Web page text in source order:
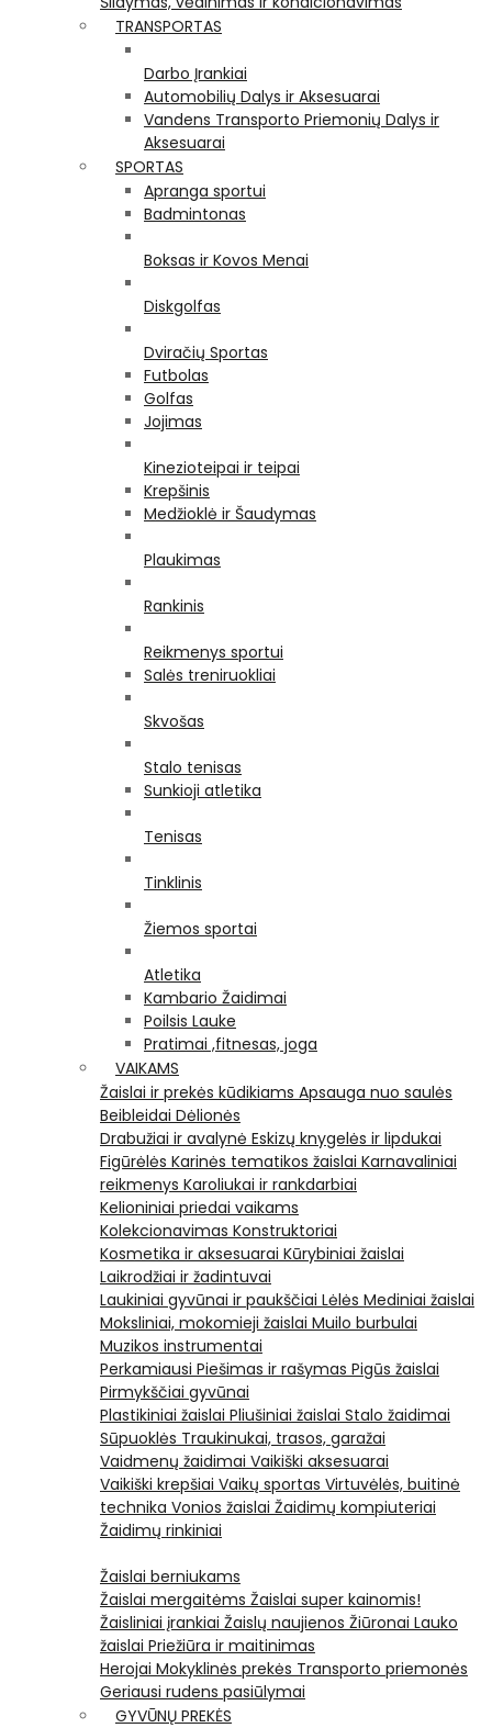
TRANSPORTAS
Darbo Įrankiai
Automobilių Dalys ir Aksesuarai
Vandens Transporto Priemonių Dalys ir
Aksesuarai
SPORTAS
Apranga sportui
Badmintonas
Boksas ir Kovos Menai
Diskgolfas
Dviračių Sportas
Futbolas
Golfas
Jojimas
Kinezioteipai ir teipai
Krepšinis
Medžioklė ir Šaudymas
Plaukimas
Rankinis
Reikmenys sportui
Salės treniruokliai
Skvošas
Stalo tenisas
Sunkioji atletika
Tenisas
Tinklinis
Žiemos sportai
Atletika
Kambario Žaidimai
Poilsis Lauke
Pratimai ,fitnesas, joga
VAIKAMS
Žaislai ir prekės kūdikiams Apsauga nuo saulės
Beibleidai Dėlionės
Drabužiai ir avalynė Eskizų knygelės ir lipdukai
Figūrėlės Karinės tematikos žaislai Karnavaliniai
reikmenys Karoliukai ir rankdarbiai
Kelioniniai priedai vaikams
Kolekcionavimas Konstruktoriai
Kosmetika ir aksesuarai Kūrybiniai žaislai
Laikrodžiai ir žadintuvai
Laukiniai gyvūnai ir paukščiai Lėlės Mediniai žaislai
Moksliniai, mokomieji žaislai Muilo burbulai
Muzikos instrumentai
Perkamiausi Piešimas ir rašymas Pigūs žaislai
Pirmykščiai gyvūnai
Plastikiniai žaislai Pliušiniai žaislai Stalo žaidimai
Sūpuoklės Traukinukai, trasos, garažai
Vaidmenų žaidimai Vaikiški aksesuarai
Vaikiški krepšiai Vaikų sportas Virtuvėlės, buitinė
technika Vonios žaislai Žaidimų kompiuteriai
Žaidimų rinkiniai
Žaislai berniukams
Žaislai mergaitėms Žaislai super kainomis!
Žaisliniai įrankiai Žaislų naujienos Žiūronai Lauko
žaislai Priežiūra ir maitinimas
Herojai Mokyklinės prekės Transporto priemonės
Geriausi rudens pasiūlymai
GYVŪNŲ PREKĖS